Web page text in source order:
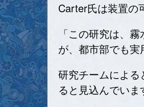
Carter氏は装置の
「この研究は、
が、都市部でも実
研究チームによ
ると見込んでいま